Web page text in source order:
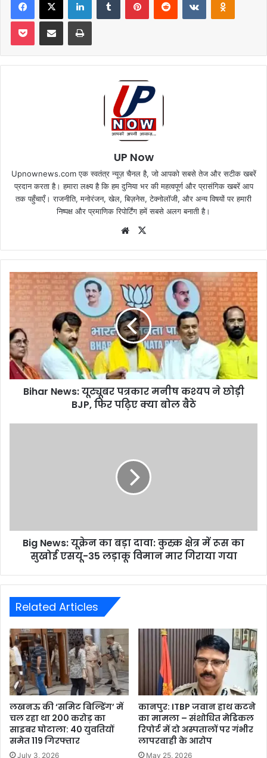
Pocket Share via Email Print
UP Now
Upnownews.com एक स्वतंत्र न्यूज़ चैनल है, जो आपको सबसे तेज और सटीक खबरें
प्रदान करता है। हमारा लक्ष्य है कि हम दुनिया भर की महत्वपूर्ण और प्रासंगिक खबरें आप
तक पहुँचाएँ। राजनीति, मनोरंजन, खेल, बिज़नेस, टेक्नोलॉजी, और अन्य विषयों पर हमारी
निष्पक्ष और प्रमाणिक रिपोर्टिंग हमें सबसे अलग बनाती है।
Website
Bihar News: यूट्यूबर पत्रकार मनीष कश्यप ने छोड़ी
BJP, फिर पढ़िए क्या बोल बैठे
Big News: यूक्रेन का बड़ा दावा: कुस्र्क क्षेत्र में रूस का
सुखोई एसयू-35 लड़ाकू विमान मार गिराया गया
Related Articles
लखनऊ की ‘समिट बिल्डिंग’ में
चल रहा था 200 करोड़ का
साइबर घोटाला: 40 युवतियों
समेत 119 गिरफ्तार
July 3, 2026
कानपुर: ITBP जवान हाथ कटने
का मामला – संशोधित मेडिकल
रिपोर्ट में दो अस्पतालों पर गंभीर
लापरवाही के आरोप
May 25, 2026